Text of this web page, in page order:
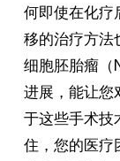
何即使在化疗
移的治疗方法
细胞胚胎瘤（
进展，能让您
于这些手术
住，您的医疗